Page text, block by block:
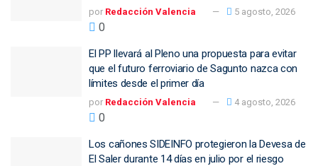
por Redacción Valencia 5 agosto, 2026
0
El PP llevará al Pleno una propuesta para evitar
que el futuro ferroviario de Sagunto nazca con
límites desde el primer día
por Redacción Valencia 4 agosto, 2026
0
Los cañones SIDEINFO protegieron la Devesa de
El Saler durante 14 días en julio por el riesgo